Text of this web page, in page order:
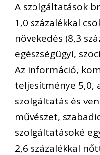
A szolgáltatások
1,0 százalékkal
növekedés (8,3
egészségügyi,
Az információ,
teljesítménye 5,0,
szolgáltatás és
művészet,
szolgáltatásoké
2,6 százalékkal